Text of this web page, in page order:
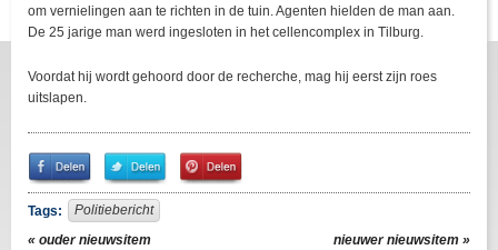
om vernielingen aan te richten in de tuin. Agenten hielden de man aan.
De 25 jarige man werd ingesloten in het cellencomplex in Tilburg.
Voordat hij wordt gehoord door de recherche, mag hij eerst zijn roes
uitslapen.
Share
on
Facebook
Share
on
Twitter
Pin
It!
Tags:
Politiebericht
« ouder nieuwsitem
nieuwer nieuwsitem »